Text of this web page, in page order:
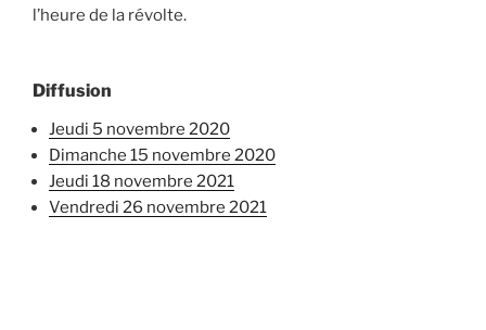
l’heure de la révolte.
Diffusion
jeudi 5 novembre 2020
dimanche 15 novembre 2020
jeudi 18 novembre 2021
vendredi 26 novembre 2021